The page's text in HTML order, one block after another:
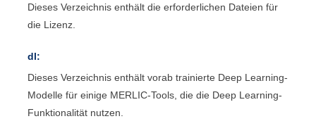
Dieses Verzeichnis enthält die erforderlichen Dateien für
die Lizenz.
dl:
Dieses Verzeichnis enthält vorab trainierte Deep Learning-
Modelle für einige MERLIC-Tools, die die Deep Learning-
Funktionalität nutzen.